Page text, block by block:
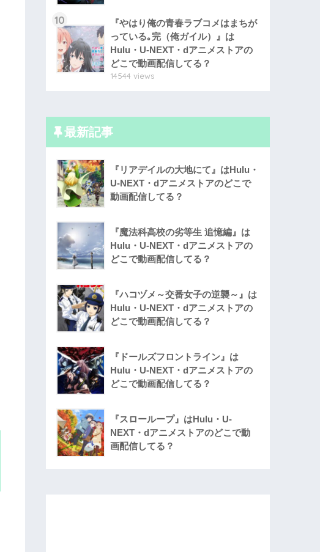
10
『やはり俺の青春ラブコメはまちが
っている｡完（俺ガイル）』は
Hulu・U-NEXT・dアニメストアの
どこで動画配信してる？
14544 views
最新記事
『リアデイルの大地にて』はHulu・
U-NEXT・dアニメストアのどこで
動画配信してる？
『魔法科高校の劣等生 追憶編』は
Hulu・U-NEXT・dアニメストアの
どこで動画配信してる？
『ハコヅメ～交番女子の逆襲～』は
Hulu・U-NEXT・dアニメストアの
どこで動画配信してる？
『ドールズフロントライン』は
Hulu・U-NEXT・dアニメストアの
どこで動画配信してる？
『スローループ』はHulu・U-
NEXT・dアニメストアのどこで動
画配信してる？